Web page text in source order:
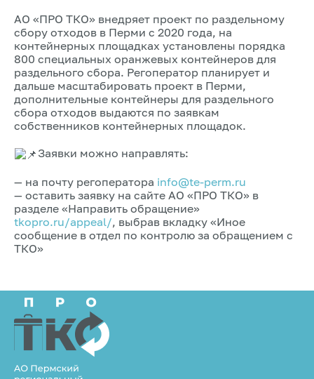
АО «ПРО ТКО» внедряет проект по раздельному
сбору отходов в Перми с 2020 года, на
контейнерных площадках установлены порядка
800 специальных оранжевых контейнеров для
раздельного сбора. Регоператор планирует и
дальше масштабировать проект в Перми,
дополнительные контейнеры для раздельного
сбора отходов выдаются по заявкам
собственников контейнерных площадок.
Заявки можно направлять:
— на почту регоператора info@te-perm.ru
— оставить заявку на сайте АО «ПРО ТКО» в
разделе «Направить обращение»
tkopro.ru/appeal/, выбрав вкладку «Иное
сообщение в отдел по контролю за обращением с
ТКО»